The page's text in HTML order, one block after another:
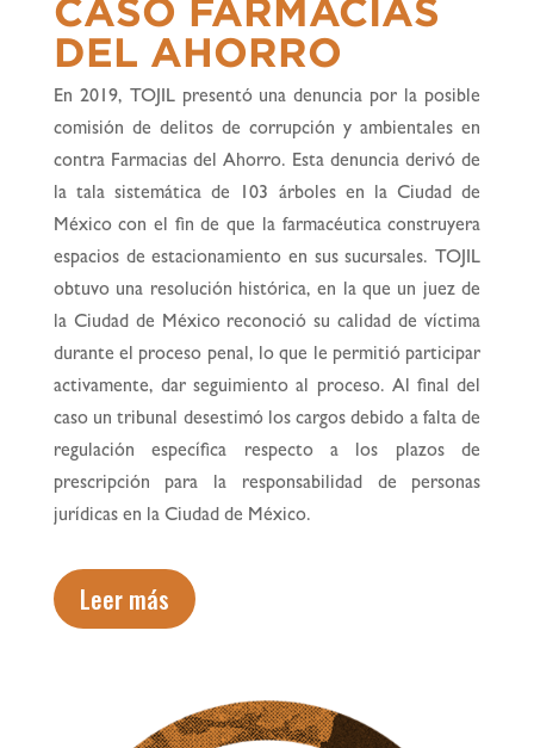
CASO FARMACIAS
DEL AHORRO
En 2019, TOJIL presentó una denuncia por la posible
comisión de delitos de corrupción y ambientales en
contra Farmacias del Ahorro. Esta denuncia derivó de
la tala sistemática de 103 árboles en la Ciudad de
México con el fin de que la farmacéutica construyera
espacios de estacionamiento en sus sucursales. TOJIL
obtuvo una resolución histórica, en la que un juez de
la Ciudad de México reconoció su calidad de víctima
durante el proceso penal, lo que le permitió participar
activamente, dar seguimiento al proceso. Al final del
caso un tribunal desestimó los cargos debido a falta de
regulación específica respecto a los plazos de
prescripción para la responsabilidad de personas
jurídicas en la Ciudad de México.
Leer más